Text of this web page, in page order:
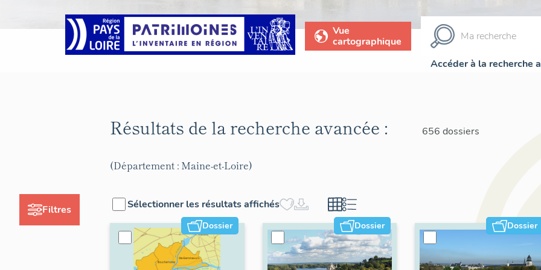
Vue
cartographique
Accéder à la recherche
Filtres
Résultats de la recherche avancée : 656 dossiers
(Département : Maine-et-Loire)
Sélectionner les résultats affichés
Dossier Dossier Dossier